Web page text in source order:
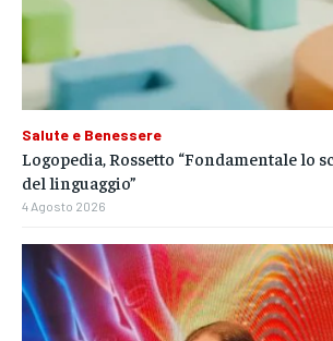
Salute e Benessere
Logopedia, Rossetto “Fondamentale lo
del linguaggio”
4 Agosto 2026